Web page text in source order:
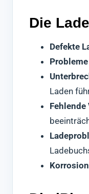
Die
Defekte
Laden
Fehlende